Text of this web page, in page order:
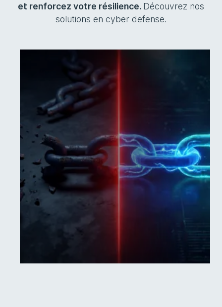
et renforcez votre résilience. Découvrez nos
solutions en cyber defense.
Zero Trust
Adoptez une politique Zero Trust
appliqué à votre réalité : sécurité
continue, maîtrise du risque et liberté
opérationnelle pour votre SI.